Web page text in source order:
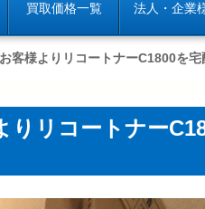
買取価格一覧 法人・企業
客様よりリコートナーC1800を宅
りリコートナー